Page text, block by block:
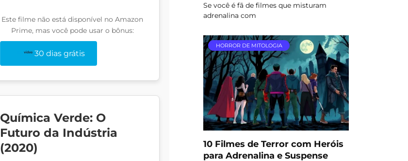
Este filme não está disponível no Amazon
Prime, mas você pode usar o bônus:
30 dias grátis
Química Verde: O
Futuro da Indústria
(2020)
Se você é fã de filmes que misturam
adrenalina com
HORROR DE MITOLOGIA
10 Filmes de Terror com Heróis
para Adrenalina e Suspense